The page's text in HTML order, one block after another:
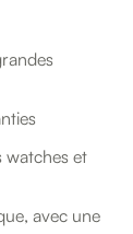
watches et
avec une